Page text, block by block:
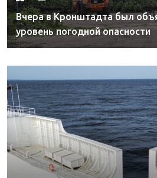
Вчера в Кронштадта был
уровень погодной опасности